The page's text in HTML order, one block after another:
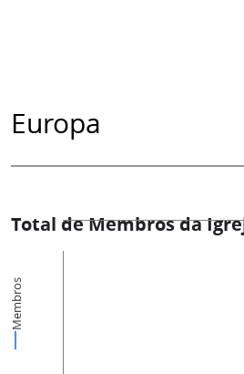
Europa
Total de Membros da
Membros